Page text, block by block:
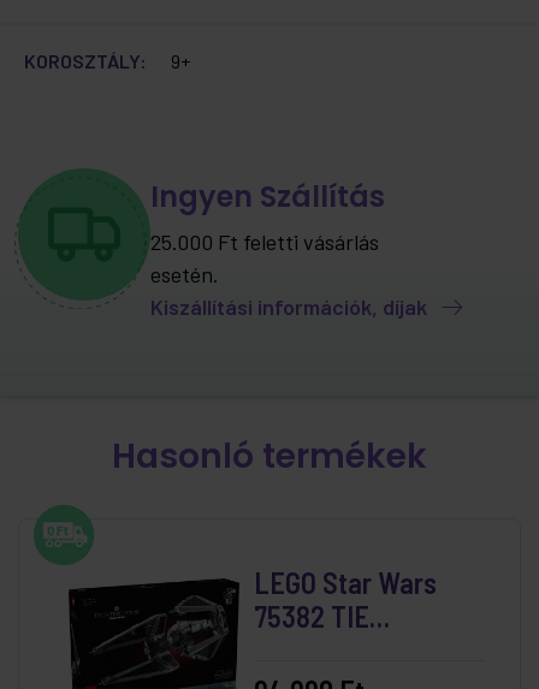
KOROSZTÁLY: 9+
Ingyen Szállítás
25.000 Ft feletti vásárlás
esetén.
Kiszállítási információk, díjak
Hasonló termékek
LEGO Star Wars
75382 TIE